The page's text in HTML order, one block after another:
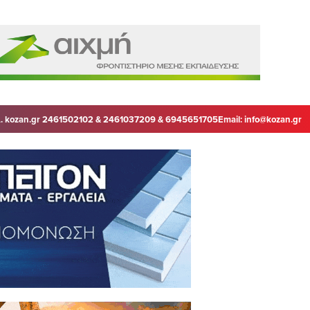
kozan.gr 2461502102 & 2461037209 & 6945651705Email:info@kozan.gr